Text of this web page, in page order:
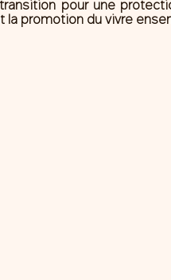
pour une
la promotion du vivre